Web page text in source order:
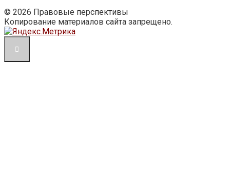
© 2026 Правовые перспективы
Копирование материалов сайта запрещено.